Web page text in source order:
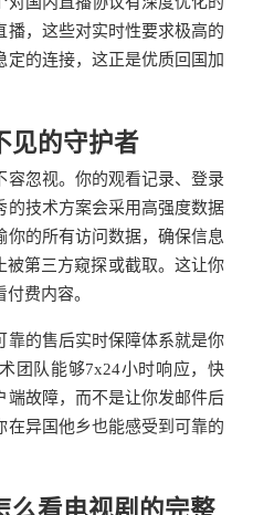
播，这些对实时性要求极高的
定的连接，这正是优质回国加
见的守护者
容忽视。你的观看记录、登录
的技术方案会采用高强度数据
你的所有访问数据，确保信息
被第三方窥探或截取。这让你
费内容。
靠的售后实时保障体系就是你
团队能够7x24小时响应，快
端故障，而不是让你发邮件后
在异国他乡也能感受到可靠的
么看电视剧的完整